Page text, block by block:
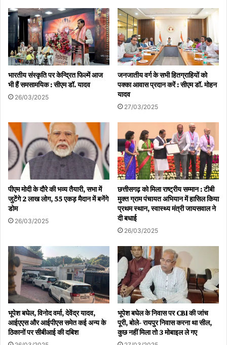
भारतीय संस्कृति पर केन्द्रित फिल्में आज
भी हैं समसामयिक : सीएम डॉ. यादव
26/03/2025
जनजातीय वर्ग के सभी हितग्राहियों को
पक्का आवास प्रदान करें : सीएम डॉ. मोहन
यादव
27/03/2025
पीएम मोदी के दौरे की भव्य तैयारी, सभा में
जुटेंगे 2 लाख लोग, 55 एकड़ मैदान में बनेंगे
डोम
26/03/2025
छत्तीसगढ़ को मिला राष्ट्रीय सम्मान : टीबी
मुक्त ग्राम पंचायत अभियान में हासिल किया
प्रथम स्थान, स्वास्थ्य मंत्री जायसवाल ने
दी बधाई
26/03/2025
भूपेश बघेल, विनोद वर्मा, देवेंद्र यादव,
आईएएस और आईपीएस समेत कई अन्य के
ठिकानों पर सीबीआई की दबिश
भूपेश बघेल के निवास पर CBI की जांच
पूरी, बोले- रायपुर निवास करना था सील,
कुछ नहीं मिला तो 3 मोबाइल ले गए